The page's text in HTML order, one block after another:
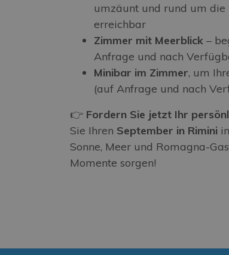
umzäunt und rund um
erreichbar
Zimmer mit Meerblick –
Anfrage und nach
Minibar im Zimmer, um
(auf Anfrage und nach
👉 Fordern Sie jetzt Ihr
Sie Ihren September in Rimini
Sonne, Meer und Romagna-
Momente sorgen!